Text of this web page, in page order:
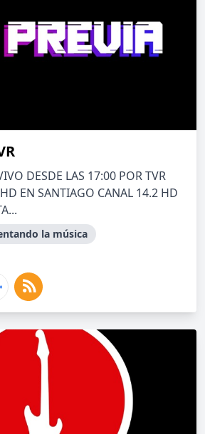
DESDE LAS 17:00 POR TVR
EN SANTIAGO CANAL 14.2 HD
la música